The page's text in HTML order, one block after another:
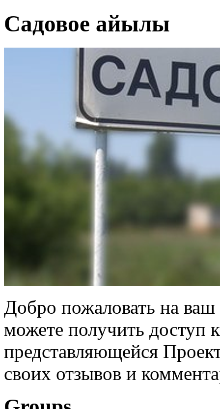
Садовое айылы
Добро пожаловать на
можете получить доступ
представляющейся
своих отзывов и